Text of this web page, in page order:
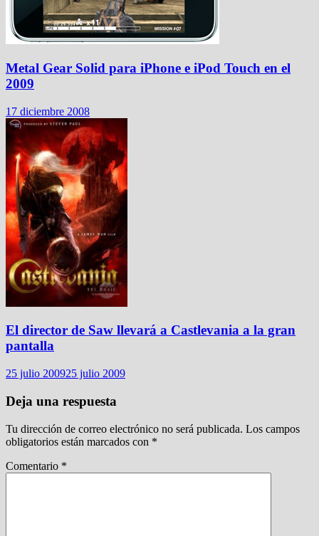
Metal Gear Solid para iPhone e iPod Touch en el
2009
17 diciembre 2008
El director de Saw llevará a Castlevania a la gran
pantalla
25 julio 200925 julio 2009
Deja una respuesta
Tu dirección de correo electrónico no será publicada. Los campos
obligatorios están marcados con *
Comentario *